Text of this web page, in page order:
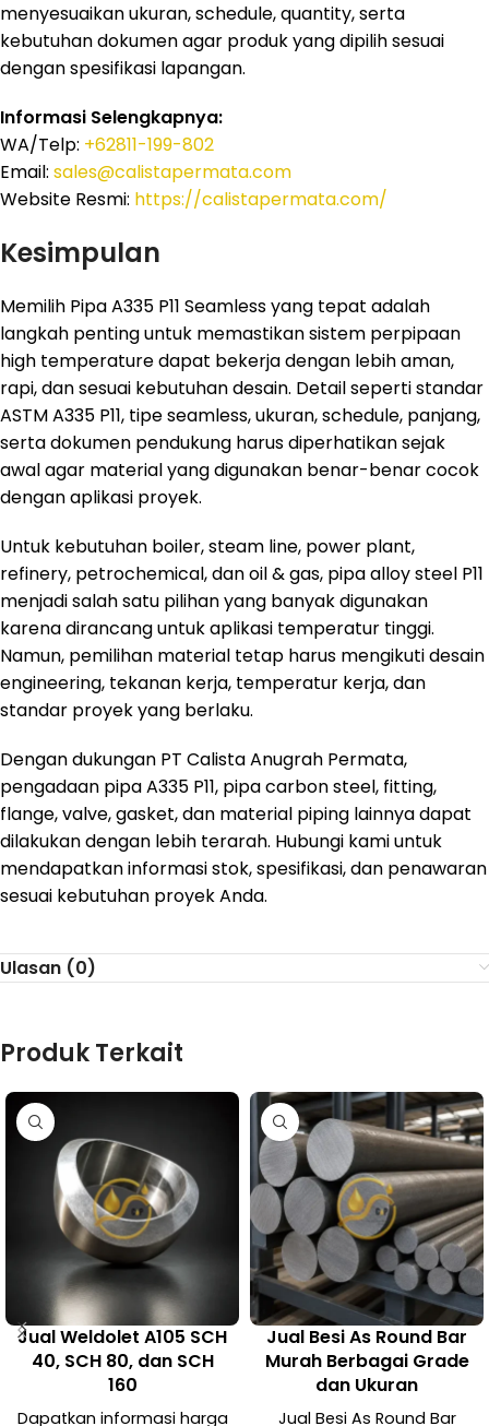
menyesuaikan ukuran, schedule, quantity, serta
kebutuhan dokumen agar produk yang dipilih sesuai
dengan spesifikasi lapangan.
Informasi Selengkapnya:
WA/Telp: +62811-199-802
Email: sales@calistapermata.com
Website Resmi: https://calistapermata.com/
Kesimpulan
Memilih Pipa A335 P11 Seamless yang tepat adalah
langkah penting untuk memastikan sistem perpipaan
high temperature dapat bekerja dengan lebih aman,
rapi, dan sesuai kebutuhan desain. Detail seperti standar
ASTM A335 P11, tipe seamless, ukuran, schedule, panjang,
serta dokumen pendukung harus diperhatikan sejak
awal agar material yang digunakan benar-benar cocok
dengan aplikasi proyek.
Untuk kebutuhan boiler, steam line, power plant,
refinery, petrochemical, dan oil & gas, pipa alloy steel P11
menjadi salah satu pilihan yang banyak digunakan
karena dirancang untuk aplikasi temperatur tinggi.
Namun, pemilihan material tetap harus mengikuti desain
engineering, tekanan kerja, temperatur kerja, dan
standar proyek yang berlaku.
Dengan dukungan PT Calista Anugrah Permata,
pengadaan pipa A335 P11, pipa carbon steel, fitting,
flange, valve, gasket, dan material piping lainnya dapat
dilakukan dengan lebih terarah. Hubungi kami untuk
mendapatkan informasi stok, spesifikasi, dan penawaran
sesuai kebutuhan proyek Anda.
Ulasan (0)
Produk Terkait
Jual Weldolet A105 SCH
40, SCH 80, dan SCH
160
Dapatkan informasi harga
Jual Besi As Round Bar
Murah Berbagai Grade
dan Ukuran
Jual Besi As Round Bar